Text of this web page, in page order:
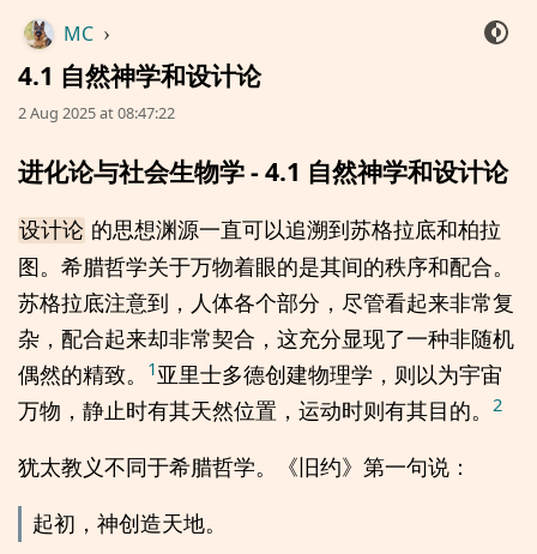
MC ›
4.1 自然神学和设计论
2 Aug 2025 at 08:47:22
进化论与社会生物学 - 4.1 自然神学和设计论
设计论 的思想渊源一直可以追溯到苏格拉底和柏拉
图。希腊哲学关于万物着眼的是其间的秩序和配合。
苏格拉底注意到，人体各个部分，尽管看起来非常复
杂，配合起来却非常契合，这充分显现了一种非随机
偶然的精致。
1亚里士多德创建物理学，则以为宇宙
万物，静止时有其天然位置，运动时则有其目的。
2
犹太教义不同于希腊哲学。《旧约》第一句说：
起初，神创造天地。